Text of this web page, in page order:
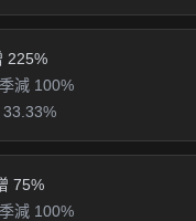
225%
減 100%
75%
減 100%